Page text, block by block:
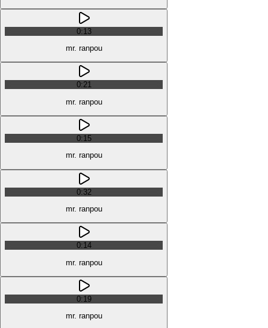
0:13
mr. ranpou
0:21
mr. ranpou
0:15
mr. ranpou
0:32
mr. ranpou
0:14
mr. ranpou
0:19
mr. ranpou